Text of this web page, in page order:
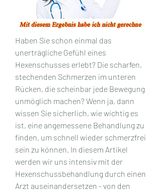
Haben Sie schon einmal das
unerträgliche Gefühl eines
Hexenschusses erlebt? Die scharfen,
stechenden Schmerzen im unteren
Rücken, die scheinbar jede Bewegung
unmöglich machen? Wenn ja, dann
wissen Sie sicherlich, wie wichtig es
ist, eine angemessene Behandlung zu
finden, um schnell wieder schmerzfrei
sein zu können. In diesem Artikel
werden wir uns intensiv mit der
Hexenschussbehandlung durch einen
Arzt auseinandersetzen - von den